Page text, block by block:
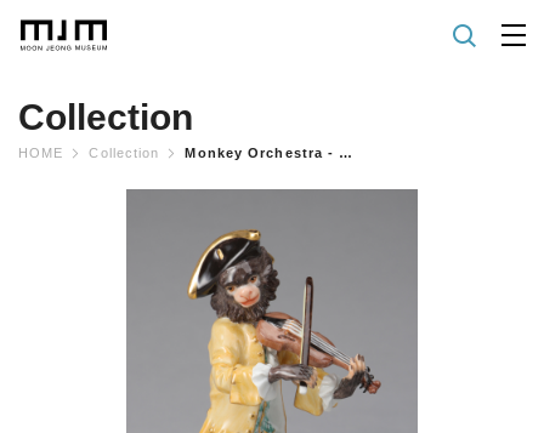
Collection
HOME Collection Monkey Orchestra - Violinist